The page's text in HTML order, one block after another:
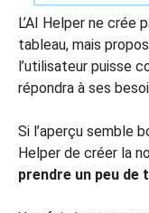
L’AI Helper ne crée
tableau, mais
l’utilisateur puisse
répondra à ses
Si l’aperçu semble
Helper de créer la
prendre un peu de